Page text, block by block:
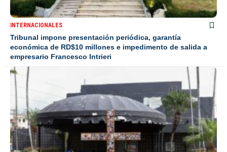
INTERNACIONALES
Tribunal impone presentación periódica, garantía
económica de RD$10 millones e impedimento de salida a
empresario Francesco Intrieri